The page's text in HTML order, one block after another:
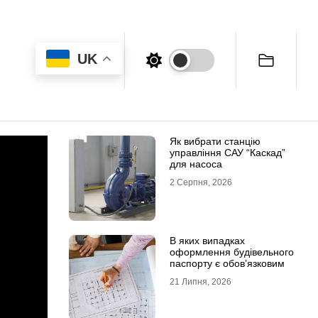
UK
Як вибрати станцію
управління САУ “Каскад”
для насоса
2 Серпня, 2026
В яких випадках
оформлення будівельного
паспорту є обов’язковим
21 Липня, 2026